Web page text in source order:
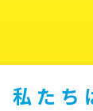
私たち